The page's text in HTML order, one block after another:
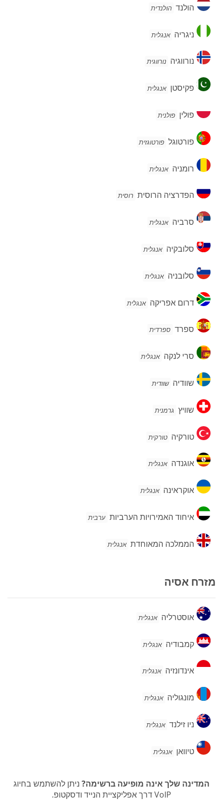
הולנד הולנדית
ניגריה
ניגריה אנגלית
נורווגיה
נורווגיה נורווגית
פקיסטן
פקיסטן אנגלית
פולין
פולין פולנית
פורטוגל
פורטוגל פורטוגזית
רומניה
רומניה אנגלית
הפדרציה
הרוסית
הפדרציה הרוסית רוסית
סרביה
סרביה אנגלית
סלובקיה
סלובקיה אנגלית
סלובניה
סלובניה אנגלית
דרום
אפריקה
דרום אפריקה אנגלית
ספרד
ספרד ספרדית
סרי
לנקה
סרי לנקה אנגלית
שוודיה
שוודיה שוודית
שוויץ
שוויץ גרמנית
טורקיה
טורקיה טורקית
אוגנדה
אוגנדה אנגלית
אוקראינה
אוקראינה אנגלית
איחוד
האמירויות
איחוד האמירויות הערביות ערבית
הממלכה
המאוחדת
הממלכה המאוחדת אנגלית
מזרח אסיה
אוסטרליה
אוסטרליה אנגלית
קמבודיה
קמבודיה אנגלית
אינדונזיה
אינדונזיה אנגלית
מונגוליה
מונגוליה אנגלית
ניו
זילנד
ניו זילנד אנגלית
טיוואן
טיוואן אנגלית
המדינה שלך אינה מופיעה ברשימה? ניתן להשתמש בחיוג
VoIP דרך אפליקציית הנייד ודסקטופ.